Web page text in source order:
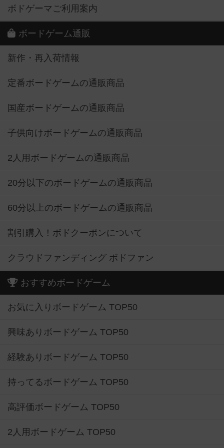
ボドゲーマご利用案内
ボードゲーム通販
新作・再入荷情報
定番ボードゲームの通販商品
国産ボードゲームの通販商品
子供向けボードゲームの通販商品
2人用ボードゲームの通販商品
20分以下のボードゲームの通販商品
60分以上のボードゲームの通販商品
割引購入！ボドクーポンについて
クラウドファンディング ボドファン
おすすめボードゲーム
お気に入りボードゲーム TOP50
興味ありボードゲーム TOP50
経験ありボードゲーム TOP50
持ってるボードゲーム TOP50
高評価ボードゲーム TOP50
2人用ボードゲーム TOP50